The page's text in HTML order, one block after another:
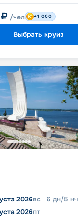
₽ /чел +1 000
Выбрать круиз
2026вс 6 дн/5 нч
2026пт